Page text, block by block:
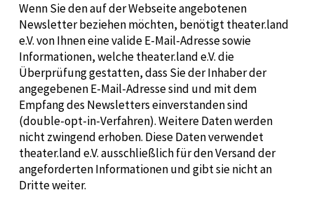
Wenn Sie den auf der Webseite angebotenen
Newsletter beziehen möchten, benötigt theater.land
e.V. von Ihnen eine valide E-Mail-Adresse sowie
Informationen, welche theater.land e.V. die
Überprüfung gestatten, dass Sie der Inhaber der
angegebenen E-Mail-Adresse sind und mit dem
Empfang des Newsletters einverstanden sind
(double-opt-in-Verfahren). Weitere Daten werden
nicht zwingend erhoben. Diese Daten verwendet
theater.land e.V. ausschließlich für den Versand der
angeforderten Informationen und gibt sie nicht an
Dritte weiter.